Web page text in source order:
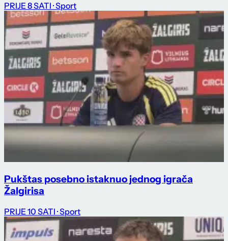
PRIJE 8 SATI · Sport
Pukštas posebno istaknuo jednog igrača
Žalgirisa
PRIJE 10 SATI · Sport